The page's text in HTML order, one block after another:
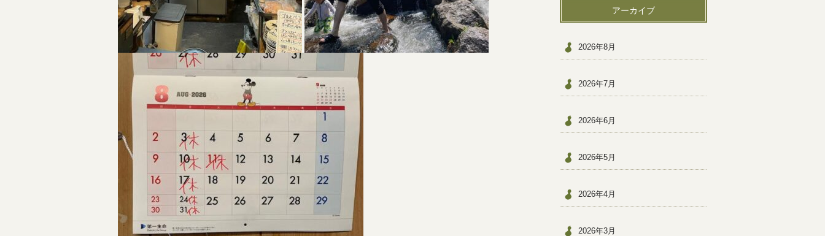
アーカイブ
2026年8月
2026年7月
2026年6月
2026年5月
2026年4月
2026年3月